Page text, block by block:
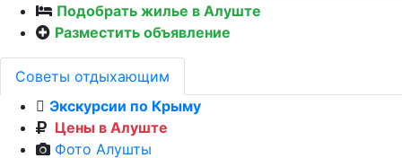
Подобрать жилье в Алуште
Разместить объявление
Советы отдыхающим
Экскурсии по Крыму
Цены в Алуште
Фото Алушты